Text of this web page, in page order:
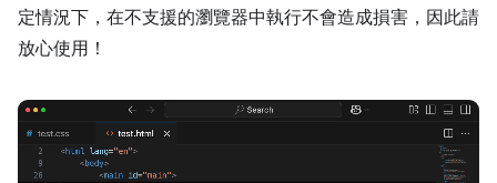
定情況下，在不支援的瀏覽器中執行不會造成損害，因此請
放心使用！